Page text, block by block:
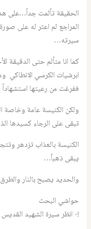
الحقيقة تألمت جداً…على
المراجع لم اعثر له على
سيرته…
كما انا متألم حتى
ابرشيات الكرسي الانطاكي
ففرغت من رعيتها استشهاداً
ولكن الكنيسة عامة وخاصة
تبقى على الرجاء كسيدها
الكنيسة بالعذاب تزدهر
يبقى ذهباً…
والحديد يصبح بالنار
حواشي البحث
!- انظر سيرة الشهيد